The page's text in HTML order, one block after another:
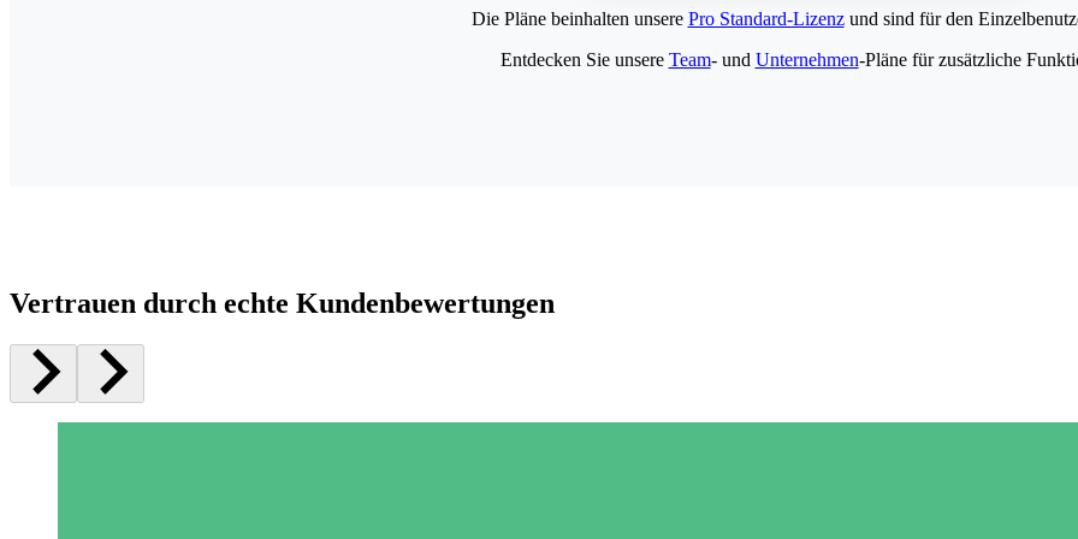
Die Pläne beinhalten unsere Pro Standard-Lizenzund sind für den
Entdecken Sie unsere Team- und Unternehmen-Pläne für zusätzliche
Vertrauen durch echte Kundenbewertungen